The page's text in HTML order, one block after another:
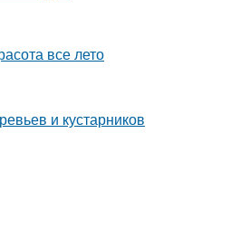
все лето
и кустарников